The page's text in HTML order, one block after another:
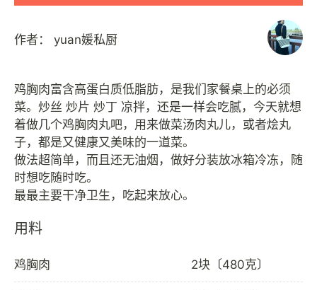
作者： yuan媛私厨
鸡胸肉富含高蛋白质低脂肪，是我们家餐桌上的必须
菜。炒丝 炒片 炒丁 凉拌，还是一样会吃腻，今天就想
着做几个鸡胸肉丸吧，用来做菜汤肉丸儿，或者烩丸
子，都是又健康又美味的一道菜。
做法超简单，而且还无油烟，做好分装放冰箱冷冻，随
时想吃随时吃。
用料
鸡胸肉 2块〔480克〕